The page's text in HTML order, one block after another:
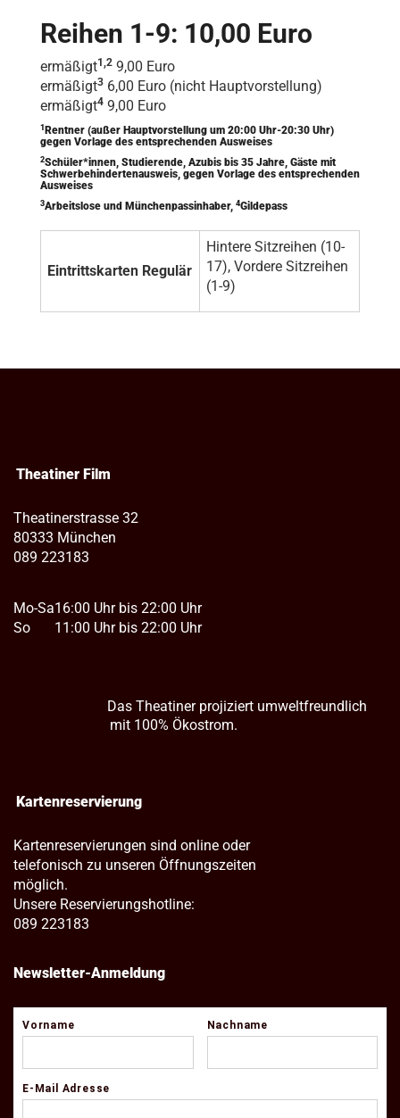
Reihen 1-9: 10,00 Euro
ermäßigt1,2 9,00 Euro
ermäßigt3 6,00 Euro (nicht Hauptvorstellung)
ermäßigt4 9,00 Euro
1 Rentner (außer Hauptvorstellung um 20:00 Uhr-20:30 Uhr)
gegen Vorlage des entsprechenden Ausweises
2Schüler*innen, Studierende, Azubis bis 35 Jahre, Gäste mit
Schwerbehindertenausweis, gegen Vorlage des entsprechenden
Ausweises
3Arbeitslose und Münchenpassinhaber, 4Gildepass
Eintrittskarten Regulär
Hintere Sitzreihen (10-
17), Vordere Sitzreihen
(1-9)
Theatiner Film
Theatinerstrasse 32
80333 München
089 223183
Mo-Sa
So
16:00 Uhr bis 22:00 Uhr
11:00 Uhr bis 22:00 Uhr
Das Theatiner projiziert umweltfreundlich
mit 100% Ökostrom.
Kartenreservierung
Kartenreservierungen sind online oder
telefonisch zu unseren Öffnungszeiten
möglich.
Unsere Reservierungshotline:
089 223183
Newsletter-Anmeldung